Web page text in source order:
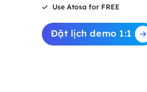
Use Atosa for FREE
Đặt lịch demo 1:1